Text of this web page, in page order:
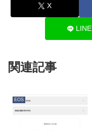
X
LINE
関連記事
EOS